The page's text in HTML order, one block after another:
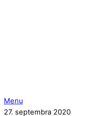
Menu
27. septembra 2020